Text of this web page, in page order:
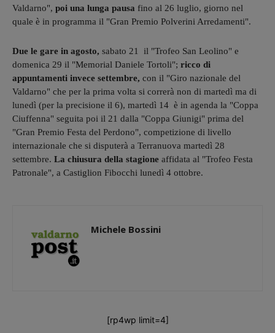
Valdarno", poi una lunga pausa fino al 26 luglio, giorno nel
quale è in programma il "Gran Premio Polverini Arredamenti".
Due le gare in agosto, sabato 21 il "Trofeo San Leolino" e
domenica 29 il "Memorial Daniele Tortoli"; ricco di
appuntamenti invece settembre, con il "Giro nazionale del
Valdarno" che per la prima volta si correrà non di martedì ma di
lunedì (per la precisione il 6), martedì 14 è in agenda la "Coppa
Ciuffenna" seguita poi il 21 dalla "Coppa Giunigi" prima del
"Gran Premio Festa del Perdono", competizione di livello
internazionale che si disputerà a Terranuova martedì 28
settembre. La chiusura della stagione affidata al "Trofeo Festa
Patronale", a Castiglion Fibocchi lunedì 4 ottobre.
Michele Bossini
[rp4wp limit=4]